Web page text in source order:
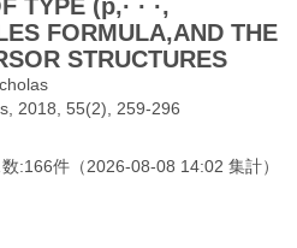
TYPE (p,· · ·,
FORMULA,AND THE
STRUCTURES
2018, 55(2), 259-296
:166件 （2026-08-08 14:02 集計）